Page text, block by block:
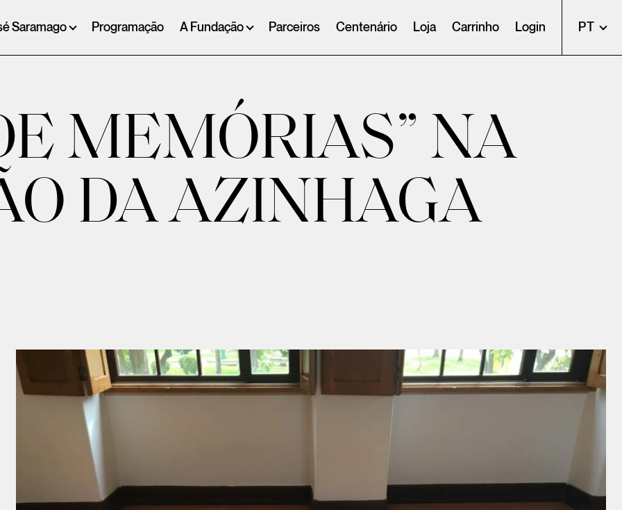
Saramago Programação A Fundação Parceiros Centenário Loja Carrinho Login PT
MEMÓRIAS” NA
DA AZINHAGA